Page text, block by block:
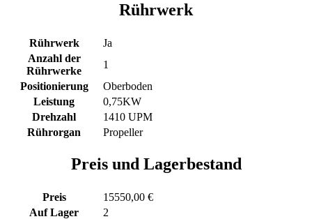
Rührwerk
Rührwerk
Ja
Anzahl der
Rührwerke
1
Positionierung
Oberboden
Leistung
0,75KW
Drehzahl
1410 UPM
Rührorgan
Propeller
Preis und Lagerbestand
Preis
15550,00 €
Auf Lager
2